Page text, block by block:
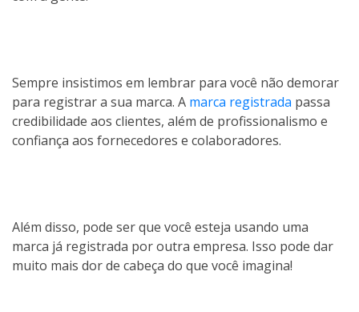
Sempre insistimos em lembrar para você não demorar
para registrar a sua marca. A marca registrada passa
credibilidade aos clientes, além de profissionalismo e
confiança aos fornecedores e colaboradores.
Além disso, pode ser que você esteja usando uma
marca já registrada por outra empresa. Isso pode dar
muito mais dor de cabeça do que você imagina!